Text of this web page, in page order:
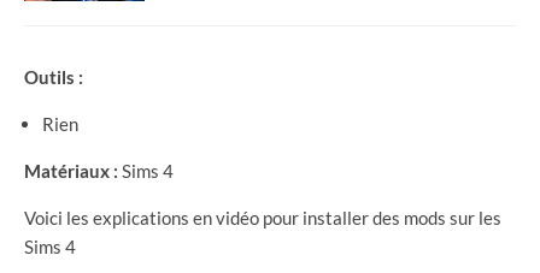
Outils :
Rien
Matériaux : Sims 4
Voici les explications en vidéo pour installer des mods sur les
Sims 4